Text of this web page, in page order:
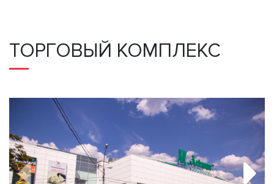
ТОРГОВЫЙ КОМПЛЕКС